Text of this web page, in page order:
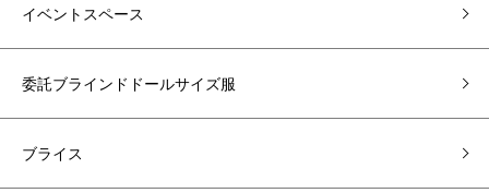
イベントスペース
委託ブラインドドールサイズ服
ブライス